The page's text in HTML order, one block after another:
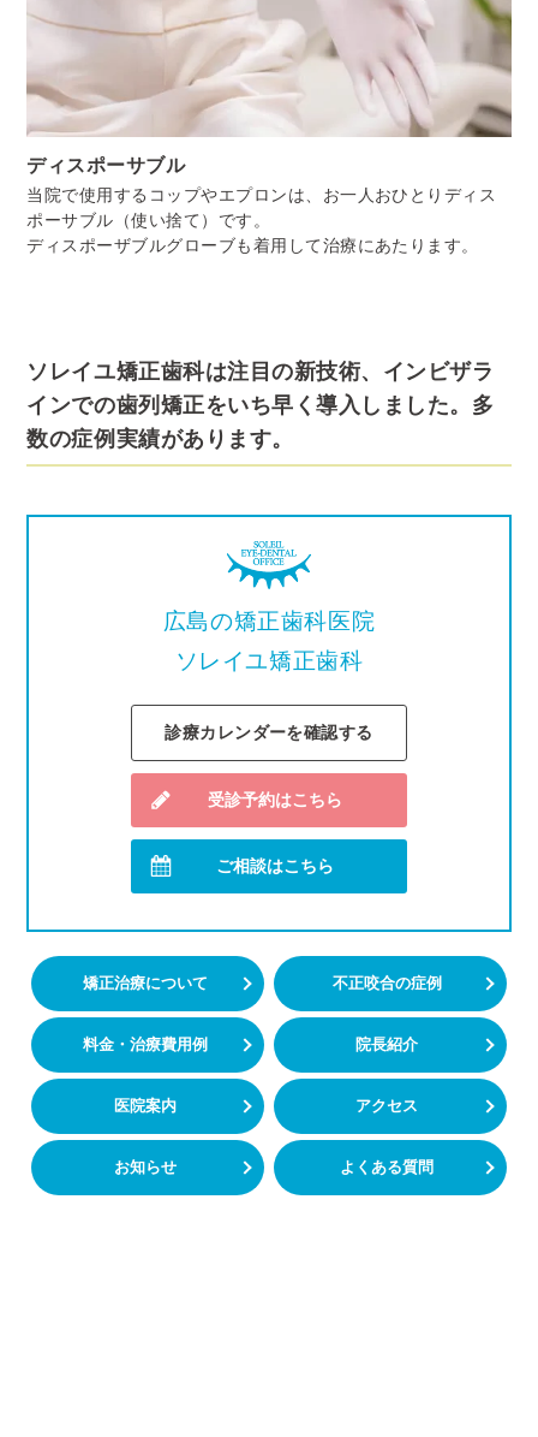
ディスポーサブル
当院で使用するコップやエプロンは、お一人おひとりディス
ポーサブル（使い捨て）です。
ディスポーザブルグローブも着用して治療にあたります。
ソレイユ矯正歯科は注目の新技術、インビザラ
インでの歯列矯正をいち早く導入しました。多
数の症例実績があります。
広島の矯正歯科医院
ソレイユ矯正歯科
診療カレンダーを確認する
受診予約はこちら
ご相談はこちら
矯正治療について 不正咬合の症例
料金・治療費用例 院長紹介
医院案内 アクセス
お知らせ よくある質問